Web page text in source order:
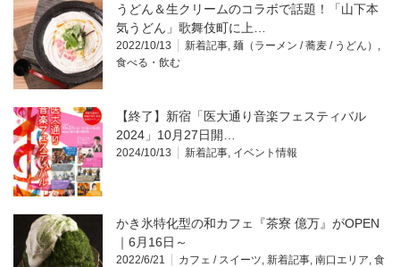
うどん＆生クリームのコラボで話題！「山下本
気うどん」歌舞伎町に上…
2022/10/13 新着記事, 麺（ラーメン / 蕎麦 / うどん） ,
食べる・飲む
【終了】新宿「医大通り音楽フェスティバル
2024」10月27日開…
2024/10/13 新着記事, イベント情報
かき氷特化型の和カフェ『茶寮 億万』がOPEN
｜6月16日～
2022/6/21 カフェ / スイーツ, 新着記事, 南口エリア, 食